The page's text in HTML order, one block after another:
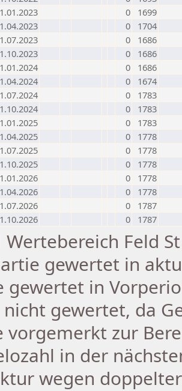
0
1699
0
1704
0
1686
0
1686
0
1686
0
1674
0
1783
0
1783
0
1783
0
1778
0
1778
0
1778
0
1778
0
1778
0
1787
0 1787
Wertebereich Feld
gewertet in
gewertet in
nicht gewertet, da
vorgemerkt zur
in der
wegen